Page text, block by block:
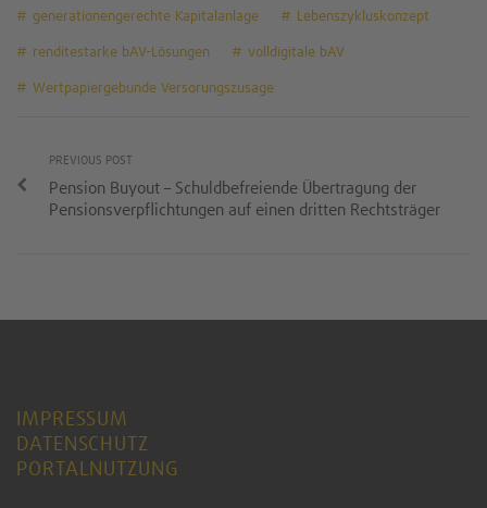
generationengerechte Kapitalanlage
Lebenszykluskonzept
renditestarke bAV-Lösungen
volldigitale bAV
Wertpapiergebunde Versorungszusage
PREVIOUS POST
Pension Buyout – Schuldbefreiende Übertragung der
Pensionsverpflichtungen auf einen dritten Rechtsträger
IMPRESSUM
DATENSCHUTZ
PORTALNUTZUNG